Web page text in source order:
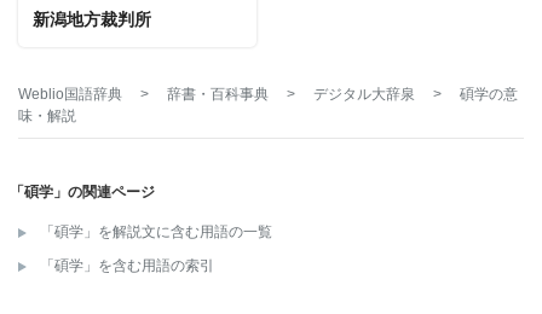
新潟地方裁判所
Weblio国語辞典 > 辞書・百科事典 > デジタル大辞泉 > 碩学の意
味・解説
「碩学」の関連ページ
「碩学」を解説文に含む用語の一覧
「碩学」を含む用語の索引